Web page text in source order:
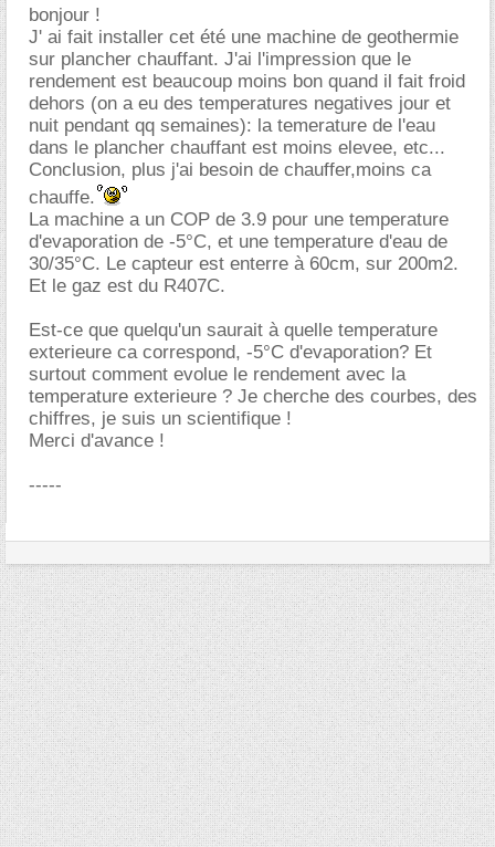
bonjour !
J' ai fait installer cet été une machine de geothermie
sur plancher chauffant. J'ai l'impression que le
rendement est beaucoup moins bon quand il fait froid
dehors (on a eu des temperatures negatives jour et
nuit pendant qq semaines): la temerature de l'eau
dans le plancher chauffant est moins elevee, etc...
Conclusion, plus j'ai besoin de chauffer,moins ca
chauffe.
La machine a un COP de 3.9 pour une temperature
d'evaporation de -5°C, et une temperature d'eau de
30/35°C. Le capteur est enterre à 60cm, sur 200m2.
Et le gaz est du R407C.
Est-ce que quelqu'un saurait à quelle temperature
exterieure ca correspond, -5°C d'evaporation? Et
surtout comment evolue le rendement avec la
temperature exterieure ? Je cherche des courbes, des
chiffres, je suis un scientifique !
Merci d'avance !
-----